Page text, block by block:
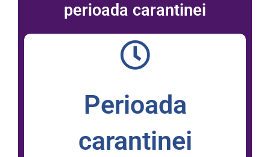
perioada carantinei
Perioada
carantinei